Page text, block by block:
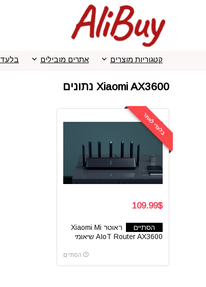
קטגוריות מוצרים אתרים מובילים
Xiaomi AX3600 נתונים
בלעדי לאתר
109.99$
הסתיים
ראוטר Xiaomi Mi
AIoT Router AX3600 שיאומי
הסתיים